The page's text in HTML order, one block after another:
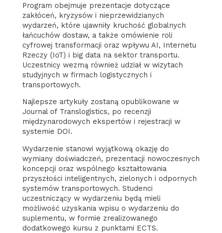
Program obejmuje prezentacje dotyczące
zakłóceń, kryzysów i nieprzewidzianych
wydarzeń, które ujawniły kruchość globalnych
łańcuchów dostaw, a także omówienie roli
cyfrowej transformacji oraz wpływu AI, Internetu
Rzeczy (IoT) i big data na sektor transportu.
Uczestnicy wezmą również udział w wizytach
studyjnych w firmach logistycznych i
transportowych.
Najlepsze artykuły zostaną opublikowane w
Journal of Translogistics, po recenzji
międzynarodowych ekspertów i rejestracji w
systemie DOI.
Wydarzenie stanowi wyjątkową okazję do
wymiany doświadczeń, prezentacji nowoczesnych
koncepcji oraz wspólnego kształtowania
przyszłości inteligentnych, zielonych i odpornych
systemów transportowych. Studenci
uczestniczący w wydarzeniu będą mieli
możliwość uzyskania wpisu o wydarzeniu do
suplementu, w formie zrealizowanego
dodatkowego kursu z punktami ECTS.